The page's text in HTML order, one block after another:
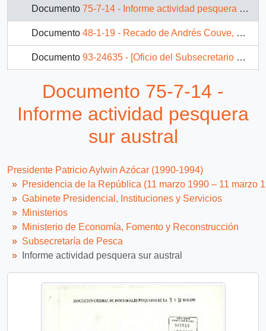
Documento 75-7-14 - Informe actividad pesquera sur austral
Documento 48-1-19 - Recado de Andrés Couve, Subsecretario de Pesca.
Documento 93-24635 - [Oficio del Subsecretario de Pesca dirigido al Jefe de Gabinete Presidencial referente a la zona denominada Pan de Azúcar]
Documento 75-7-14 -
Informe actividad pesquera
sur austral
Presidente Patricio Aylwin Azócar (1990-1994)
Presidencia de la República (11 marzo 1990 – 11 marzo
Gabinete Presidencial, Instituciones y Servicios
Ministerios
Ministerio de Economía, Fomento y Reconstrucción
Subsecretaría de Pesca
Informe actividad pesquera sur austral